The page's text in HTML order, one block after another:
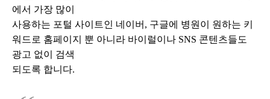
에서 가장 많이
사용하는 포털 사이트인 네이버, 구글에 병원이 원하는 키
워드로 홈페이지 뿐 아니라 바이럴이나 SNS 콘텐츠들도
광고 없이 검색
되도록 합니다.